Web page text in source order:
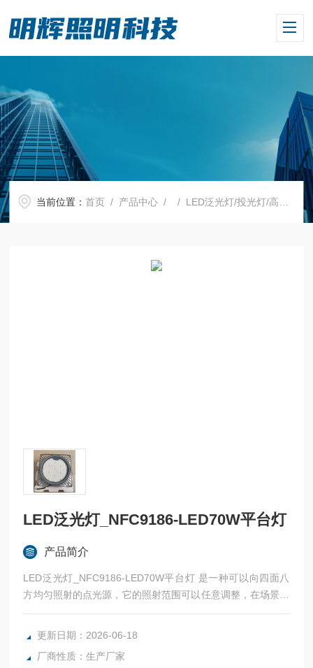
当前位置：首页 / 产品中心 / / LED泛光灯/投光灯/高顶灯 /
LED泛光灯_NFC9186-LED70W平台灯
产品简介
LED泛光灯_NFC9186-LED70W平台灯 是一种可以向四面八
方均匀照射的点光源，它的照射范围可以任意调整，在场景中
表现为一个正八面体的图标。
更新日期：2026-06-18
厂商性质：生产厂家